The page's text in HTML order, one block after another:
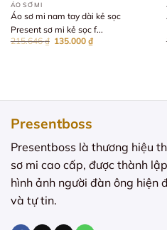
ÁO SƠ MI
Áo sơ mi nam tay dài kẻ sọc
Present sơ mi kẻ sọc f...
215.646₫ Giá
135.000₫Giá
hiện
Presentboss
Presentboss là thương hiệu
sơ mi cao cấp, được thành
hình ảnh người đàn ông hiện
và tự tin.